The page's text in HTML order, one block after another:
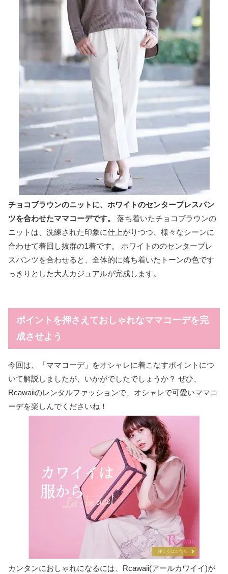
チョコブラウンのニットに、ホワイトのセンタープレスパン
ツを合わせたママコーデです。 落ち着いたチョコブラウンの
ニットは、洗練された印象に仕上がりつつ、様々なシーンに
合わせて着回し抜群の1着です。 ホワイトののセンタープレ
スパンツを合わせると、全体的に落ち着いたトーンの色です
っきりとした大人カジュアルが完成します。
ポイントを押さえておしゃれなママコーデを完
成させよう
今回は、「ママコーデ」をオシャレに着こなすポイントにつ
いて解説しましたが、いかがでしたでしょうか？ ぜひ、
Rcawaiiのレンタルファッションで、オシャレで可愛いママコ
ーデを楽しんでくださいね！
カンタンにおしゃれになるには、Rcawaii(アールカワイイ)が